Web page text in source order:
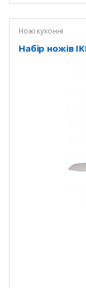
Ножі кухонні
Набір ножів